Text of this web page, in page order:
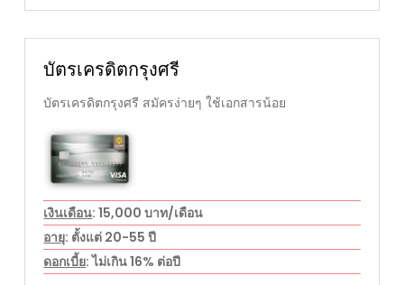
บัตรเครดิตกรุงศรี
บัตรเครดิตกรุงศรี สมัครง่ายๆ ใช้เอกสารน้อย
เงินเดือน: 15,000 บาท/เดือน
อายุ: ตั้งแต่ 20-55 ปี
ดอกเบี้ย: ไม่เกิน 16% ต่อปี